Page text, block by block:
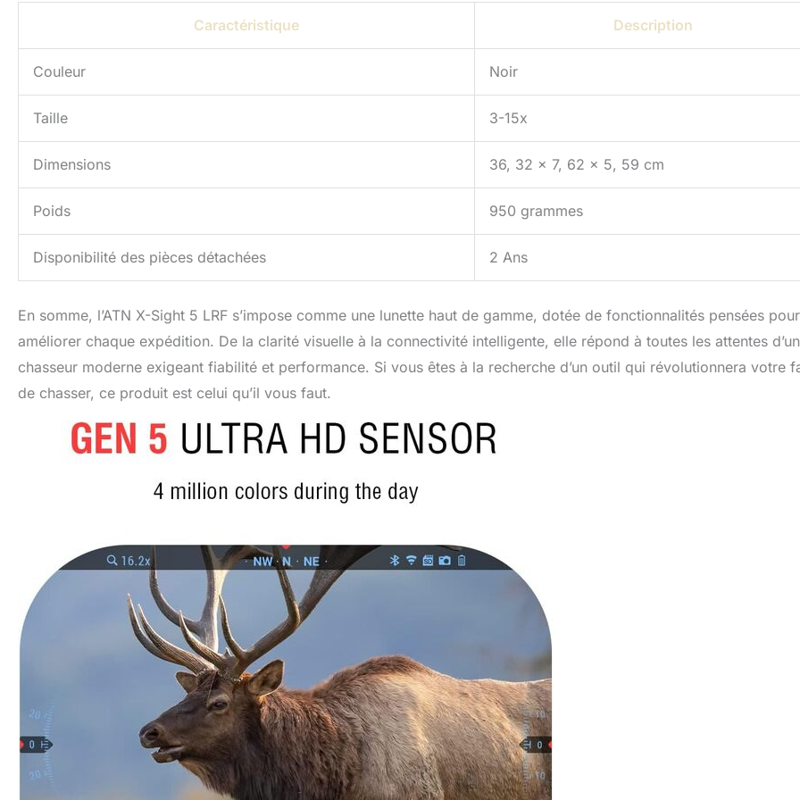
Caractéristique Description
Couleur Noir
Taille 3-15x
Dimensions 36, 32 x 7, 62 x 5, 59 cm
Poids 950 grammes
Disponibilité des pièces détachées 2 Ans
En somme, l’ATN X-Sight 5 LRF s’impose comme une lunette haut de gamme, dotée de fonctionnalités pensées pour
améliorer chaque expédition. De la clarité visuelle à la connectivité intelligente, elle répond à toutes les attentes d’un
chasseur moderne exigeant fiabilité et performance. Si vous êtes à la recherche d’un outil qui révolutionnera votre
de chasser, ce produit est celui qu’il vous faut.